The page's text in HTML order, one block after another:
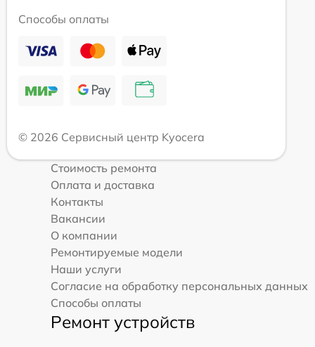
Способы оплаты
© 2026 Сервисный центр Kyocera
Стоимость ремонта
Оплата и доставка
Контакты
Вакансии
О компании
Ремонтируемые модели
Наши услуги
Согласие на обработку персональных данных
Способы оплаты
Ремонт устройств